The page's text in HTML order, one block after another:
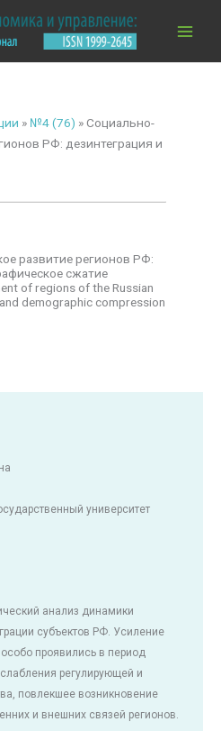
» №4 (76) »Социально-
РФ: дезинтеграция и
развитие регионов РФ:
сжатие
of regions of the Russian
demographic compression
университет
анализ динамики
субъектов РФ. Усиление
проявились в период
регулирующей и
повлекшее возникновение
и внешних связей регионов.